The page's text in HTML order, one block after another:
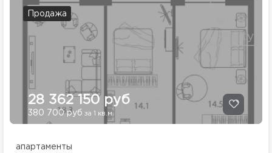
Продажа
28 362 150 руб
380 700 руб за 1 кв.м.
апартаменты